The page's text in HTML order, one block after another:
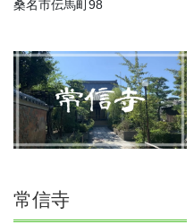
桑名市伝馬町98
常信寺